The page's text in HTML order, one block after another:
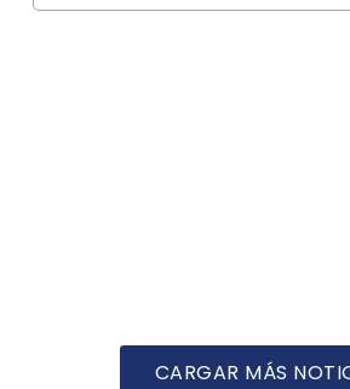
CARGAR MÁS